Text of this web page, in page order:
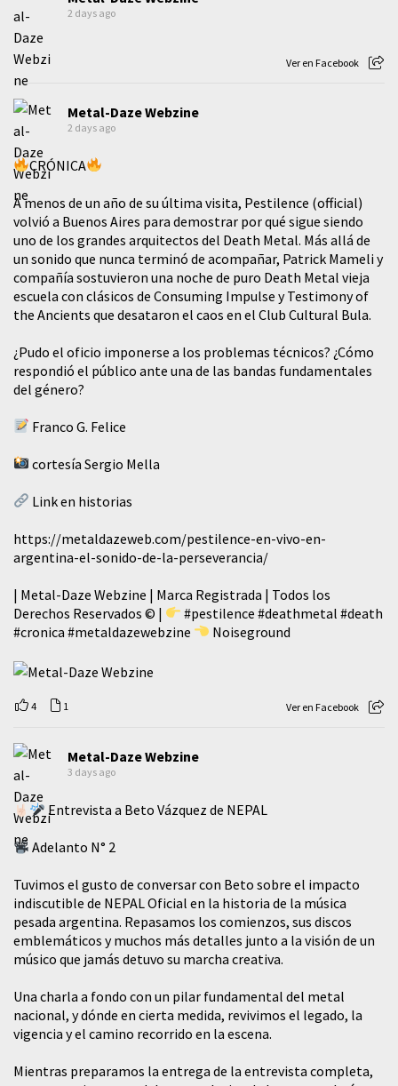
2 days ago
Ver en Facebook
Metal-Daze Webzine
2 days ago
CRÓNICA
A menos de un año de su última visita, Pestilence (official)
volvió a Buenos Aires para demostrar por qué sigue siendo
uno de los grandes arquitectos del Death Metal. Más allá de
un sonido que nunca terminó de acompañar, Patrick Mameli y
compañía sostuvieron una noche de puro Death Metal vieja
escuela con clásicos de Consuming Impulse y Testimony of
the Ancients que desataron el caos en el Club Cultural Bula.
¿Pudo el oficio imponerse a los problemas técnicos? ¿Cómo
respondió el público ante una de las bandas fundamentales
del género?
Franco G. Felice
cortesía Sergio Mella
Link en historias
https://metaldazeweb.com/pestilence-en-vivo-en-
argentina-el-sonido-de-la-perseverancia/
| Metal-Daze Webzine | Marca Registrada | Todos los
Derechos Reservados © |
#pestilence #deathmetal #death
#cronica #metaldazewebzine Noiseground
4 1 Ver en Facebook
Metal-Daze Webzine
3 days ago
Entrevista a Beto Vázquez de NEPAL
Adelanto N° 2
Tuvimos el gusto de conversar con Beto sobre el impacto
indiscutible de NEPAL Oficial en la historia de la música
pesada argentina. Repasamos los comienzos, sus discos
emblemáticos y muchos más detalles junto a la visión de un
músico que jamás detuvo su marcha creativa.
​Una charla a fondo con un pilar fundamental del metal
nacional, y dónde en cierta medida, revivimos el legado, la
vigencia y el camino recorrido en la escena.
Mientras preparamos la entrega de la entrevista completa,